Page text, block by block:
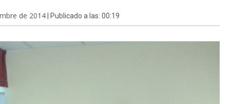
de 2014 | Publicado a las: 00:19